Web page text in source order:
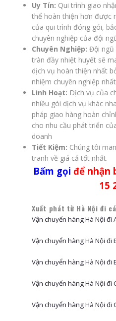
Uy Tín: Qui trình giao
thể hoàn thiện hơn được
của qui trình đóng gói,
chuyên nghiệp của đội
Chuyên Nghiệp: Đội ngũ
tràn đầy nhiệt huyết sẽ
dịch vụ hoàn thiện nhất
nhiệm chuyên nghiệp
Linh Hoạt: Dịch vụ của
nhiều gói dịch vụ khác
pháp giao hàng hoàn
cho nhu cầu phát triển
doanh
Tiết Kiệm: Chúng tôi
tranh về giá cả tốt nhất.
Bấm gọi để nhận
15
Xuất phát từ Hà Nội đi
Vận chuyển hàng Hà Nội đi
Vận chuyển hàng Hà Nội đi
Vận chuyển hàng Hà Nội đi
Vận chuyển hàng Hà Nội đi
Vận chuyển hàng Hà Nội đi